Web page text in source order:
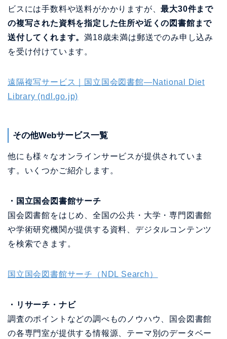
ビスには手数料や送料がかかりますが、最大30件まで
の複写された資料を指定した住所や近くの図書館まで
送付してくれます。満18歳未満は郵送でのみ申し込み
を受け付けています。
遠隔複写サービス｜国立国会図書館―National Diet
Library (ndl.go.jp)
その他Webサービス一覧
他にも様々なオンラインサービスが提供されていま
す。いくつかご紹介します。
・国立国会図書館サーチ
国会図書館をはじめ、全国の公共・大学・専門図書館
や学術研究機関が提供する資料、デジタルコンテンツ
を検索できます。
国立国会図書館サーチ（NDL Search）
・リサーチ・ナビ
調査のポイントなどの調べものノウハウ、国会図書館
の各専門室が提供する情報源、テーマ別のデータベー